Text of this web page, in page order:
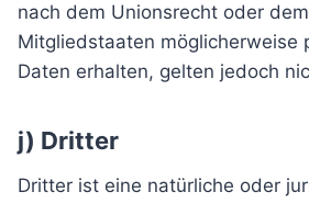
nach dem Unionsrecht oder
Mitgliedstaaten möglicherweise
Daten erhalten, gelten jedoch
j) Dritter
Dritter ist eine natürliche oder